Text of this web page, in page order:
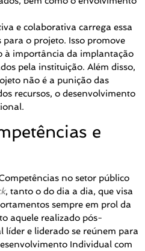
e colaborativa carrega essa
para o projeto. Isso promove
à importância da implantação
pela instituição. Além disso,
não é a punição das
recursos, o desenvolvimento
e
no setor público
, tanto o do dia a dia, que visa
sempre em prol da
aquele realizado pós-
líder e liderado se reúnem para
Individual com